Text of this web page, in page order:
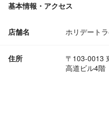
基本情報・アクセス
店舗名 ホリデート
住所
〒103-0013
高道ビル4階